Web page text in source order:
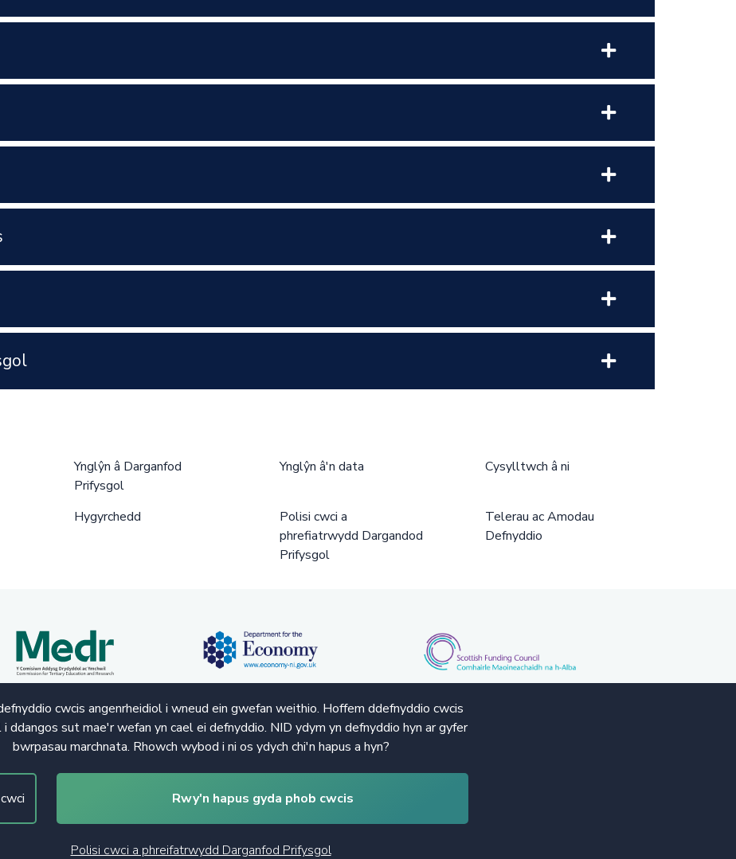
cwcis angenrheidiol i wneud ein gwefan weithio. Hoffem ddefnyddio cwcis
ddangos sut mae'r wefan yn cael ei defnyddio. NID ydym yn defnyddio hyn ar gyfer
bwrpasau marchnata. Rhowch wybod i ni os ydych chi'n hapus a hyn?
Rwy'n hapus gyda phob cwcis
Polisi cwci a phreifatrwydd Darganfod Prifysgol
Ynglŷn â Darganfod
Prifysgol
Ynglŷn â'n data Cysylltwch â ni
Hygyrchedd
Polisi cwci a
phrefiatrwydd Dargandod
Prifysgol
Telerau ac Amodau
Defnyddio